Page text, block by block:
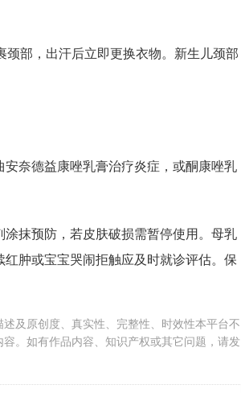
部，出汗后立即更换衣物。新生儿颈部
奈德益康唑乳膏治疗炎症，或酮康唑乳
抹预防，若皮肤破损需暂停使用。母乳
肿或宝宝哭闹拒触应及时就诊评估。保
及原创度、真实性、完整性、时效性本平台不
。如有作品内容、知识产权或其它问题，请发